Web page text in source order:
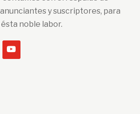
y suscriptores, para
noble labor.